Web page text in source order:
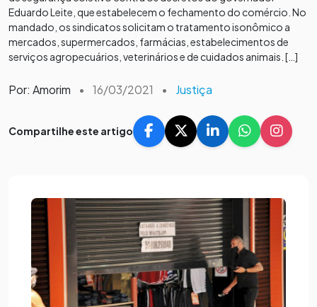
Eduardo Leite, que estabelecem o fechamento do comércio. No
mandado, os sindicatos solicitam o tratamento isonômico a
mercados, supermercados, farmácias, estabelecimentos de
serviços agropecuários, veterinários e de cuidados animais. […]
Por: Amorim • 16/03/2021 • Justiça
Compartilhe este artigo